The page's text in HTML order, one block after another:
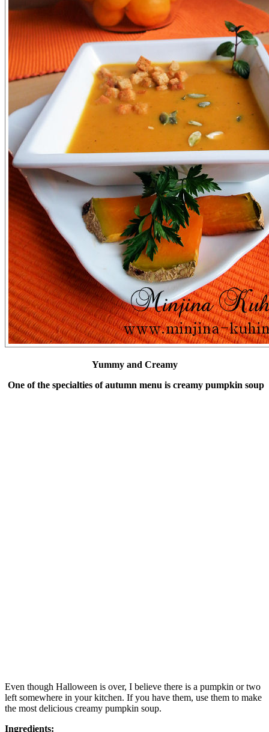
Yummy and Creamy
One of the specialties of autumn menu is creamy pumpkin soup
Even though Halloween is over, I believe there is a pumpkin or two
left somewhere in your kitchen. If you have them, use them to make
the most delicious creamy pumpkin soup.
Ingredients: